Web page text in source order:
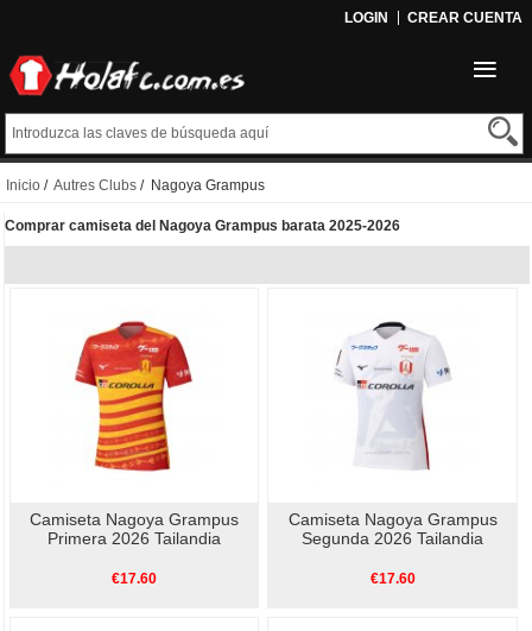
LOGIN CREAR CUENTA
Inicio / Autres Clubs / Nagoya Grampus
Comprar camiseta del Nagoya Grampus barata 2025-2026
Camiseta Nagoya Grampus
Primera 2026 Tailandia
€17.60
Camiseta Nagoya Grampus
Segunda 2026 Tailandia
€17.60